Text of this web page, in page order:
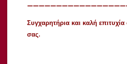
Συγχαρητήρια και καλή
σας.